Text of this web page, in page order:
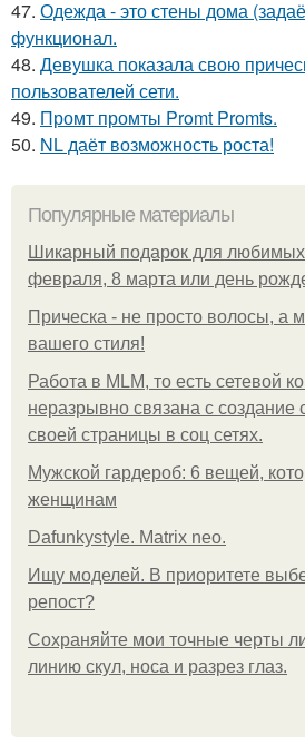
47. Одежда - это стены дома
функционал.
48. Девушка показала свою
пользователей сети.
49. Промт промты Promt Promts.
50. NL даёт возможность роста!
Популярные материалы
Шикарный подарок для
февраля, 8 марта или день
Прическа - не просто волосы, а
вашего стиля!
Работа в MLM, то есть сетевой
неразрывно связана с создание
своей страницы в соц сетях.
Мужской гардероб: 6 вещей,
женщинам
Dafunkystyle. Matrix neo.
Ищу моделей. В приоритете
репост?
Сохраняйте мои точные черты
линию скул, носа и разрез глаз.